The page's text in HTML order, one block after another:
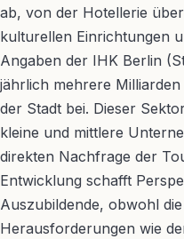
ab, von der Hotellerie
kulturellen Einrichtungen
Angaben der IHK Berlin
jährlich mehrere
der Stadt bei. Dieser
kleine und mittlere
direkten Nachfrage der
Entwicklung schafft
Auszubildende, obwohl
Herausforderungen wie